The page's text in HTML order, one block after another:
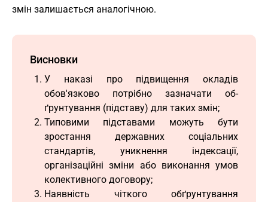
змін залишається аналогічною.
Висновки
У наказі про підвищення окладів
обов'язково потрібно зазначати об-
ґрунтування (підставу) для таких змін;
Типовими підставами можуть бути
зростання державних соціальних
стандартів, уникнення індексації,
організаційні зміни або виконання умов
колективного договору;
Наявність чіткого обґрунтування